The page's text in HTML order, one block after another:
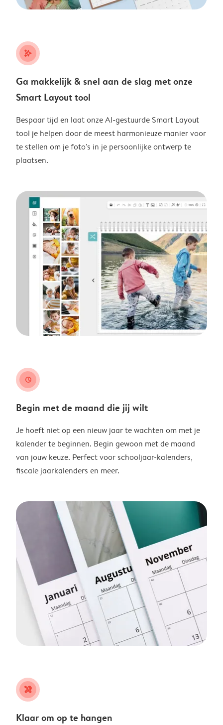
stars_plus
Ga makkelijk & snel aan de slag met onze
Smart Layout tool
Bespaar tijd en laat onze AI-gestuurde Smart Layout
tool je helpen door de meest harmonieuze manier voor
te stellen om je foto's in je persoonlijke ontwerp te
plaatsen.
clock
Begin met de maand die jij wilt
Je hoeft niet op een nieuw jaar te wachten om met je
kalender te beginnen. Begin gewoon met de maand
van jouw keuze. Perfect voor schooljaar-kalenders,
fiscale jaarkalenders en meer.
tools
Klaar om op te hangen